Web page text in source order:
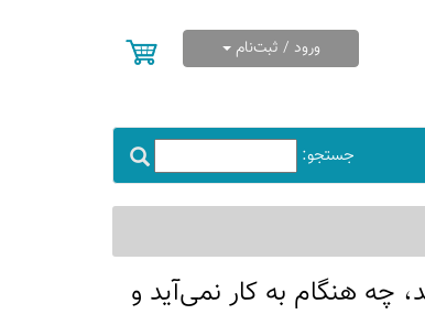
ورود / ثبت‌نام
جستجو:
چه هنگام به کار نمی‌آید و